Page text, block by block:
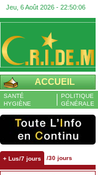
Jeu, 6 Août 2026 - 22:50:07
ACCUEIL
SANTÉ
HYGIÈNE
POLITIQUE
GÉNÉRALE
+ Lus/7 jours /30 jours